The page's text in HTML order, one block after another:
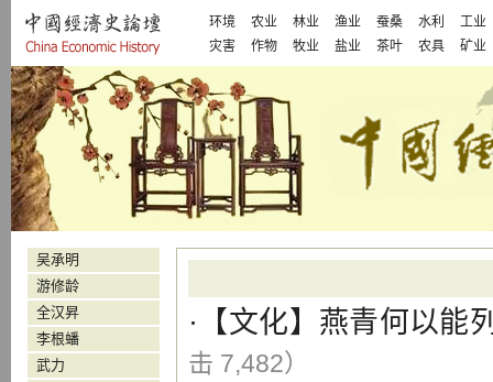
环境 农业 林业 渔业 蚕桑 水利
工业
灾害
作物 牧业 盐业 茶叶 农具 矿业
·【文化】 燕青何以能
击 7,482）
吴承明
游修龄
全汉昇
李根蟠
武力